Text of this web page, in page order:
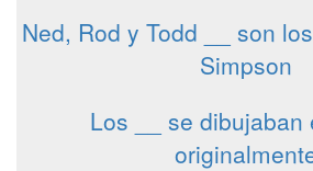
Ned, Rod y Todd __ son
Simpson
Los __ se dibujaban